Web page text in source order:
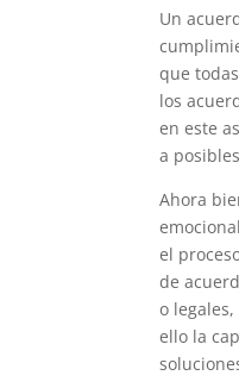
Un
que
los
en este
a
Ahora
el
de
o
ello la